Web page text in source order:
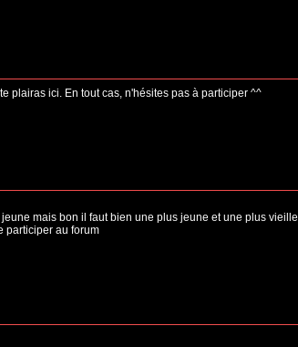
plairas ici. En tout cas, n'hésites pas à participer ^^
mais bon il faut bien une plus jeune et une plus vieille
participer au forum